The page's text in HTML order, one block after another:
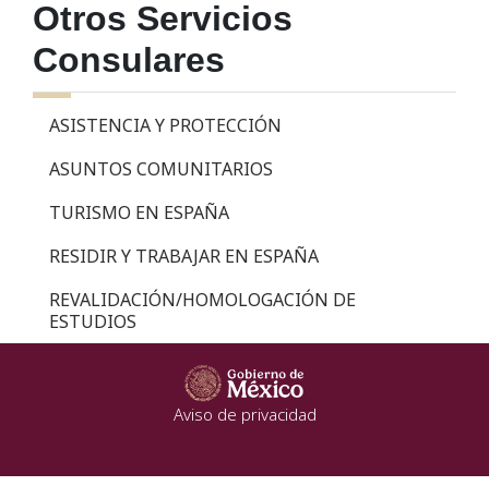
Otros Servicios
Consulares
ASISTENCIA Y PROTECCIÓN
ASUNTOS COMUNITARIOS
TURISMO EN ESPAÑA
RESIDIR Y TRABAJAR EN ESPAÑA
REVALIDACIÓN/HOMOLOGACIÓN DE
ESTUDIOS
Aviso de privacidad